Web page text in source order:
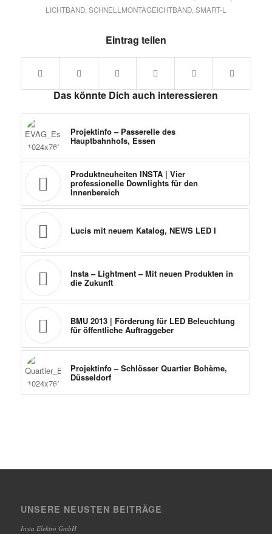
LICHTBAND,SCHNELLMONTAGEICHTBAND,SMART-L
Eintrag teilen
Das könnte Dich auch interessieren
Projektinfo – Passerelle des
Hauptbahnhofs, Essen
Produktneuheiten INSTA | Vier
professionelle Downlights für den
Innenbereich
Lucis mit neuem Katalog, NEWS LED I
Insta – Lightment – Mit neuen Produkten in
die Zukunft
BMU 2013 | Förderung für LED Beleuchtung
für öffentliche Auftraggeber
Projektinfo – Schlösser Quartier Bohème,
Düsseldorf
UNSERE NEUSTEN BEITRÄGE
Insta Elektro GmbH